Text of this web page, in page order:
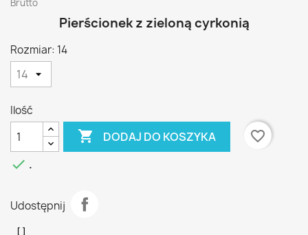
Brutto
Pierścionek z zieloną cyrkonią
Rozmiar: 14
Ilość
 DODAJ DO KOSZYKA
favorite_border
 .
Udostępnij